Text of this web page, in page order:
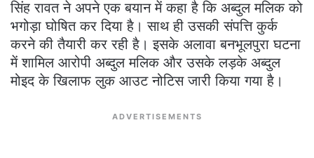
सिंह रावत ने अपने एक बयान में कहा है कि अब्दुल मलिक को
भगोड़ा घोषित कर दिया है। साथ ही उसकी संपत्ति कुर्क
करने की तैयारी कर रही है। इसके अलावा बनभूलपुरा घटना
में शामिल आरोपी अब्दुल मलिक और उसके लड़के अब्दुल
मोइद के खिलाफ लुक आउट नोटिस जारी किया गया है।
ADVERTISEMENTS